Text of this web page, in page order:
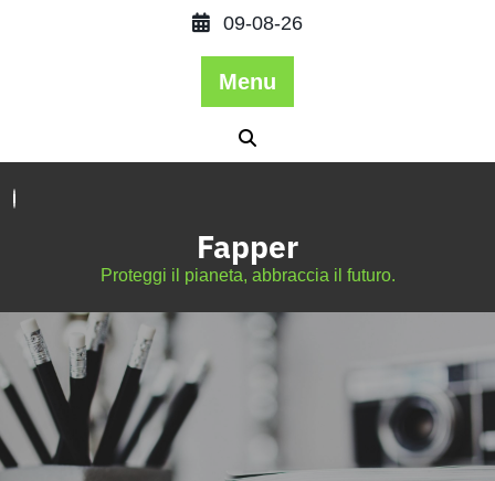
09-08-26
Menu
Fapper
Proteggi il pianeta, abbraccia il futuro.